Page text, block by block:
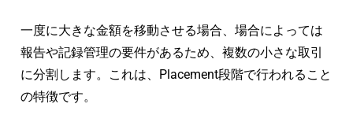
一度に大きな金額を移動させる場合、場合によっては
報告や記録管理の要件があるため、複数の小さな取引
に分割します。これは、Placement段階で行われること
の特徴です。